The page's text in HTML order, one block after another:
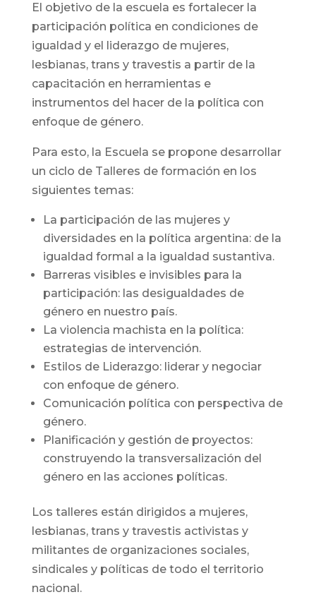
El objetivo de la escuela es fortalecer la
participación política en condiciones de
igualdad y el liderazgo de mujeres,
lesbianas, trans y travestis a partir de la
capacitación en herramientas e
instrumentos del hacer de la política con
enfoque de género.
Para esto, la Escuela se propone desarrollar
un ciclo de Talleres de formación en los
siguientes temas:
La participación de las mujeres y
diversidades en la política argentina: de la
igualdad formal a la igualdad sustantiva.
Barreras visibles e invisibles para la
participación: las desigualdades de
género en nuestro país.
La violencia machista en la política:
estrategias de intervención.
Estilos de Liderazgo: liderar y negociar
con enfoque de género.
Comunicación política con perspectiva de
género.
Planificación y gestión de proyectos:
construyendo la transversalización del
género en las acciones políticas.
Los talleres están dirigidos a mujeres,
lesbianas, trans y travestis activistas y
militantes de organizaciones sociales,
sindicales y políticas de todo el territorio
nacional.